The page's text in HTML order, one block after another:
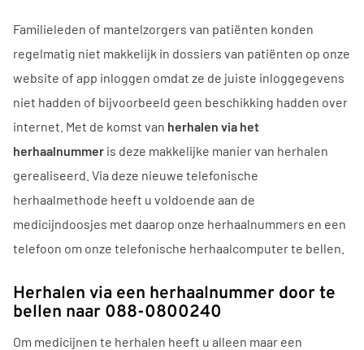
Familieleden of mantelzorgers van patiënten konden
regelmatig niet makkelijk in dossiers van patiënten op onze
website of app inloggen omdat ze de juiste inloggegevens
niet hadden of bijvoorbeeld geen beschikking hadden over
internet. Met de komst van herhalen via het
herhaalnummer is deze makkelijke manier van herhalen
gerealiseerd. Via deze nieuwe telefonische
herhaalmethode heeft u voldoende aan de
medicijndoosjes met daarop onze herhaalnummers en een
telefoon om onze telefonische herhaalcomputer te bellen.
Herhalen via een herhaalnummer door te
bellen naar 088-0800240
Om medicijnen te herhalen heeft u alleen maar een